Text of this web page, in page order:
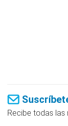
Recibe todas las